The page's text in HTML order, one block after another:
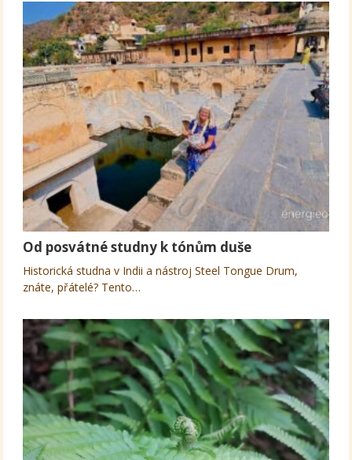
Od posvátné studny k tónům duše
Historická studna v Indii a nástroj Steel Tongue Drum,
znáte, přátelé? Tento…